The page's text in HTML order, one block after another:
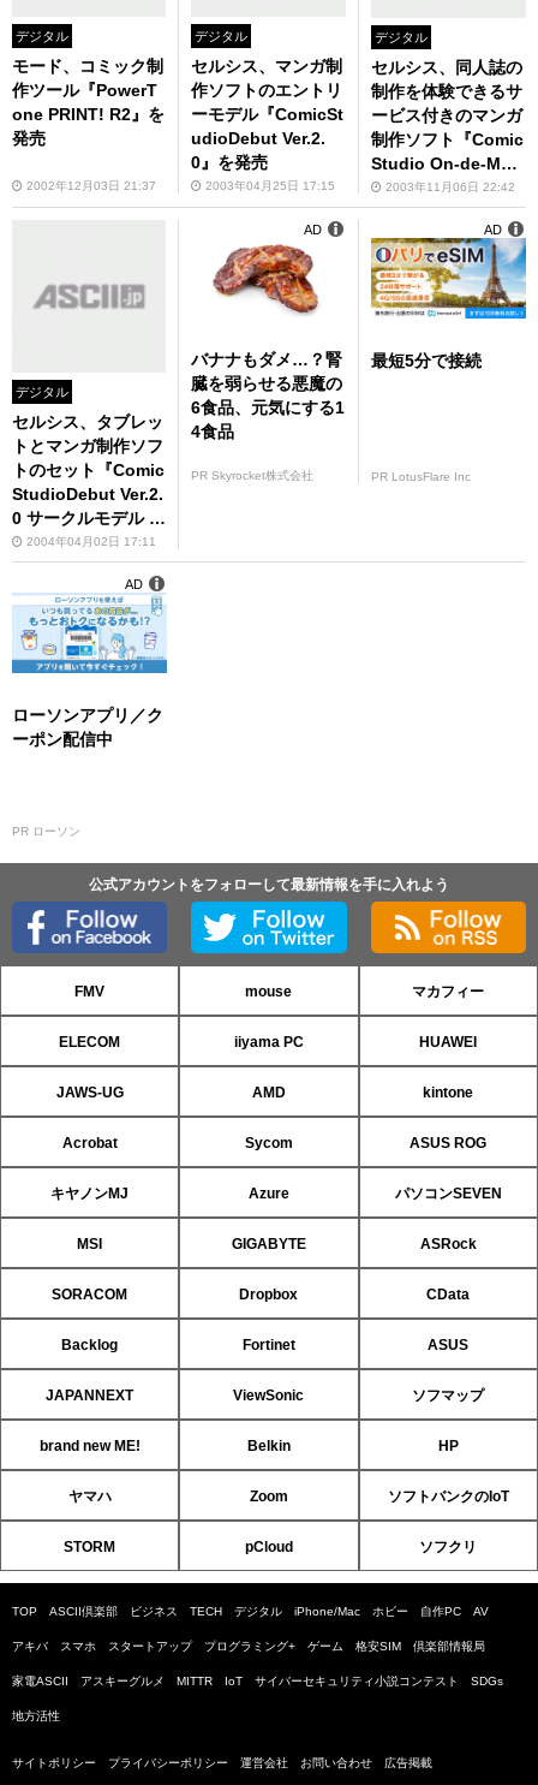
デジタル
モード、コミック制
作ツール『PowerT
one PRINT! R2』を
発売
2002年12月03日 21:37
デジタル
セルシス、マンガ制
作ソフトのエントリ
ーモデル『ComicSt
udioDebut Ver.2.
0』を発売
2003年04月25日 17:15
デジタル
セルシス、同人誌の
制作を体験できるサ
ービス付きのマンガ
制作ソフト『Comic
Studio On-de-Man
ga』を発売
2003年11月06日 22:42
デジタル
セルシス、タブレッ
トとマンガ制作ソフ
トのセット『Comic
StudioDebut Ver.2.
0 サークルモデル タ
ブレットプラス』を
発売
2004年04月02日 17:11
バナナもダメ…？腎
臓を弱らせる悪魔の
6食品、元気にする1
4食品
PR Skyrocket株式会社
AD
最短5分で接続
PR LotusFlare Inc
AD
ローソンアプリ／ク
ーポン配信中
PR ローソン
AD
公式アカウントをフォローして最新情報を手に入れよう
FMV mouse マカフィー
ELECOM iiyama PC HUAWEI
JAWS-UG AMD kintone
Acrobat Sycom ASUS ROG
キヤノンMJ Azure パソコンSEVEN
MSI GIGABYTE ASRock
SORACOM Dropbox CData
Backlog Fortinet ASUS
JAPANNEXT ViewSonic ソフマップ
brand new ME! Belkin HP
ヤマハ Zoom ソフトバンクのIoT
STORM pCloud ソフクリ
TOP ASCII倶楽部 ビジネス TECH デジタル iPhone/Mac ホビー 自作PC AV
アキバ スマホ スタートアップ プログラミング+ ゲーム 格安SIM 倶楽部情報局
家電ASCII アスキーグルメ MITTR IoT サイバーセキュリティ小説コンテスト SDGs
地方活性
サイトポリシー プライバシーポリシー 運営会社 お問い合わせ 広告掲載